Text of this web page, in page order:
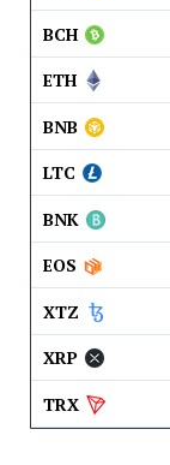
BCH
ETH
BNB
LTC
BNK
EOS
XTZ
XRP
TRX